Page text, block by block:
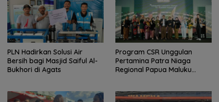
PLN Hadirkan Solusi Air
Bersih bagi Masjid Saiful Al-
Bukhori di Agats
Program CSR Unggulan
Pertamina Patra Niaga
Regional Papua Maluku